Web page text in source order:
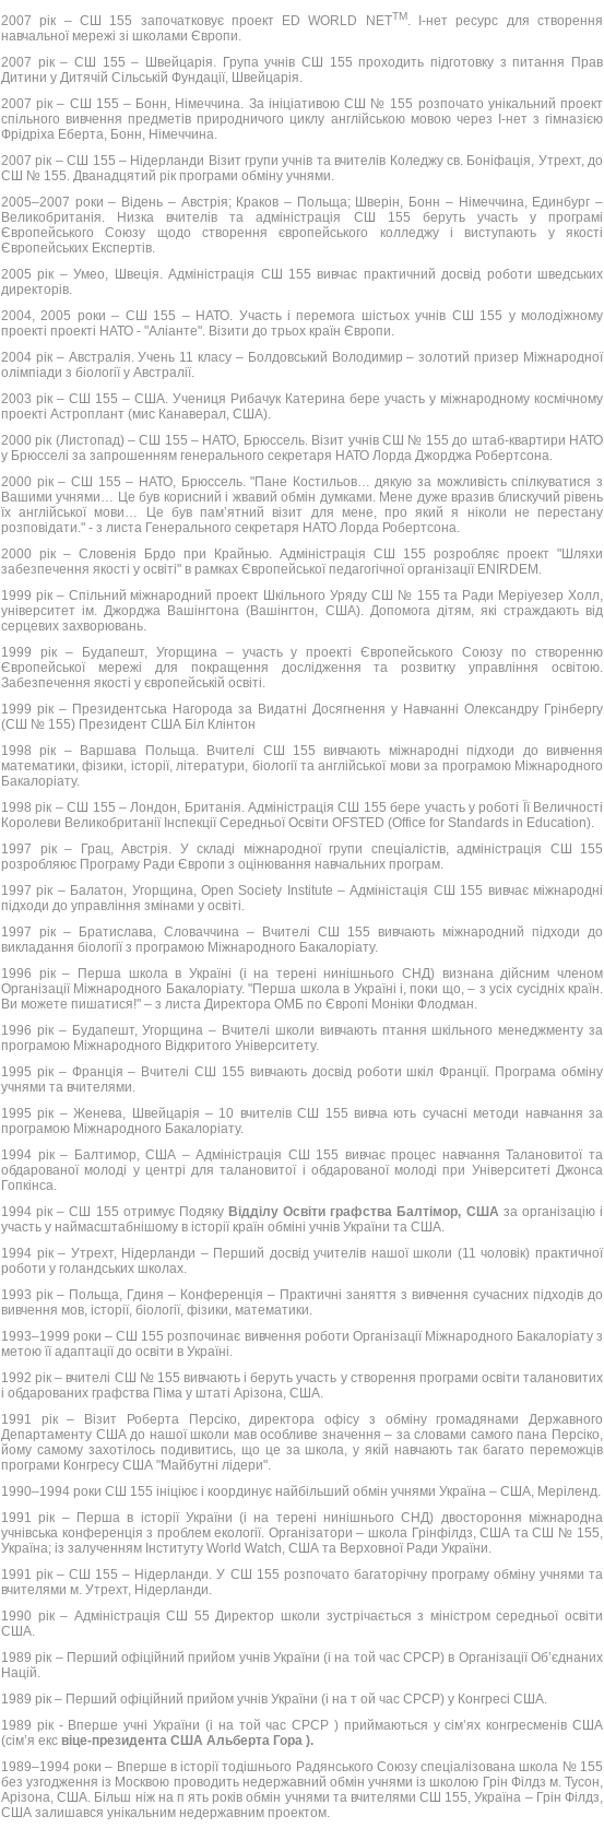
2007 рік – СШ 155 започатковує проект ED WORLD NETTM. І-нет ресурс для створення
навчальної мережі зі школами Європи.
2007 рік – СШ 155 – Швейцарія. Група учнів СШ 155 проходить підготовку з питання Прав
Дитини у Дитячій Сільській Фундації, Швейцарія.
2007 рік – СШ 155 – Бонн, Німеччина. За ініціативою СШ № 155 розпочато унікальний проект
спільного вивчення предметів природничого циклу англійською мовою через І-нет з гімназією
Фрідріха Еберта, Бонн, Німеччина.
2007 рік – СШ 155 – Нідерланди Візит групи учнів та вчителів Коледжу св. Боніфація, Утрехт, до
СШ № 155. Дванадцятий рік програми обміну учнями.
2005–2007 роки – Відень – Австрія; Краков – Польща; Шверін, Бонн – Німеччина, Единбург –
Великобританія. Низка вчителів та адміністрація СШ 155 беруть участь у програмі
Європейського Союзу щодо створення європейського колледжу і виступають у якості
Європейських Експертів.
2005 рік – Умео, Швеція. Адміністрація СШ 155 вивчає практичний досвід роботи шведських
директорів.
2004, 2005 роки – СШ 155 – НАТО. Участь і перемога шістьох учнів СШ 155 у молодіжному
проекті проекті НАТО - "Аліанте". Візити до трьох країн Європи.
2004 рік – Австралія. Учень 11 класу – Болдовський Володимир – золотий призер Міжнародної
олімпіади з біології у Австралії.
2003 рік – СШ 155 – США. Учениця Рибачук Катерина бере участь у міжнародному космічному
проекті Астроплант (мис Канаверал, США).
2000 рік (Листопад) – СШ 155 – НАТО, Брюссель. Візит учнів СШ № 155 до штаб-квартири НАТО
у Брюсселі за запрошенням генерального секретаря НАТО Лорда Джорджа Робертсона.
2000 рік – СШ 155 – НАТО, Брюссель. "Пане Костильов… дякую за можливість спілкуватися з
Вашими учнями… Це був корисний і жвавий обмін думками. Мене дуже вразив блискучий рівень
їх англійської мови… Це був пам’ятний візит для мене, про який я ніколи не перестану
розповідати." - з листа Генерального секретаря НАТО Лорда Робертсона.
2000 рік – Словенія Брдо при Крайнью. Адміністрація СШ 155 розробляє проект "Шляхи
забезпечення якості у освіті" в рамках Європейської педагогічної організації ENIRDEM.
1999 рік – Спільний міжнародний проект Шкільного Уряду СШ № 155 та Ради Меріуезер Холл,
університет ім. Джорджа Вашінгтона (Вашінгтон, США). Допомога дітям, які страждають від
серцевих захворювань.
1999 рік – Будапешт, Угорщина – участь у проекті Європейського Союзу по створенню
Європейської мережі для покращення дослідження та розвитку управління освітою.
Забезпечення якості у європейській освіті.
1999 рік – Президентська Нагорода за Видатні Досягнення у Навчанні Олександру Грінбергу
(СШ № 155) Президент США Біл Клінтон
1998 рік – Варшава Польща. Вчителі СШ 155 вивчають міжнародні підходи до вивчення
математики, фізики, історії, літератури, біології та англійської мови за програмою Міжнародного
Бакалоріату.
1998 рік – СШ 155 – Лондон, Британія. Адміністрація СШ 155 бере участь у роботі Її Величності
Королеви Великобританії Інспекції Середньої Освіти OFSTED (Office for Standards in Education).
1997 рік – Грац, Австрія. У складі міжнародної групи спеціалістів, адміністрація СШ 155
розробляює Програму Ради Європи з оцінювання навчальних програм.
1997 рік – Балатон, Угорщина, Open Society Institute – Адміністація СШ 155 вивчає міжнародні
підходи до управління змінами у освіті.
1997 рік – Братислава, Словаччина – Вчителі СШ 155 вивчають міжнародний підходи до
викладання біології з програмою Міжнародного Бакалоріату.
1996 рік – Перша школа в Україні (і на терені нинішнього СНД) визнана дійсним членом
Організації Міжнародного Бакалоріату. "Перша школа в Україні і, поки що, – з усіх сусідніх країн.
Ви можете пишатися!" – з листа Директора ОМБ по Європі Моніки Флодман.
1996 рік – Будапешт, Угорщина – Вчителі школи вивчають птання шкільного менеджменту за
програмою Міжнародного Відкритого Університету.
1995 рік – Франція – Вчителі СШ 155 вивчають досвід роботи шкіл Франції. Програма обміну
учнями та вчителями.
1995 рік – Женева, Швейцарія – 10 вчителів СШ 155 вивча ють сучасні методи навчання за
програмою Міжнародного Бакалоріату.
1994 рік – Балтимор, США – Адміністрація СШ 155 вивчає процес навчання Талановитої та
обдарованої молоді у центрі для талановитої і обдарованої молоді при Університеті Джонса
Гопкінса.
1994 рік – СШ 155 отримує Подяку Відділу Освіти графства Балтімор, США за організацію і
участь у наймасштабнішому в історії країн обміні учнів України та США.
1994 рік – Утрехт, Нідерланди – Перший досвід учителів нашої школи (11 чоловік) практичної
роботи у голандських школах.
1993 рік – Польща, Гдиня – Конференція – Практичні заняття з вивчення сучасних підходів до
вивчення мов, історії, біології, фізики, математики.
1993–1999 роки – СШ 155 розпочинає вивчення роботи Організації Міжнародного Бакалоріату з
метою її адаптації до освіти в Україні.
1992 рік – вчителі СШ № 155 вивчають і беруть участь у створення програми освіти талановитих
і обдарованих графства Піма у штаті Арізона, США.
1991 рік – Візит Роберта Персіко, директора офісу з обміну громадянами Державного
Департаменту США до нашої школи мав особливе значення – за словами самого пана Персіко,
йому самому захотілось подивитись, що це за школа, у якій навчають так багато переможців
програми Конгресу США "Майбутні лідери".
1990–1994 роки СШ 155 ініціює і координує найбільший обмін учнями Україна – США, Меріленд.
1991 рік – Перша в історії України (і на терені нинішнього СНД) двостороння міжнародна
учнівська конференція з проблем екології. Організатори – школа Грінфілдз, США та СШ № 155,
Україна; із залученням Інституту World Watch, США та Верховної Ради України.
1991 рік – СШ 155 – Нідерланди. У СШ 155 розпочато багаторічну програму обміну учнями та
вчителями м. Утрехт, Нідерланди.
1990 рік – Адміністрація СШ 55 Директор школи зустрічається з міністром середньої освіти
США.
1989 рік – Перший офіційний прийом учнів України (і на той час СРСР) в Організації Об’єднаних
Націй.
1989 рік – Перший офіційний прийом учнів України (і на т ой час СРСР) у Конгресі США.
1989 рік - Вперше учні України (і на той час СРСР ) приймаються у сім’ях конгресменів США
(сім’я екс віце-президента США Альберта Гора ).
1989–1994 роки – Вперше в історії тодішнього Радянського Союзу спеціалізована школа № 155
без узгодження із Москвою проводить недержавний обмін учнями із школою Грін Філдз м. Тусон,
Арізона, США. Більш ніж на п ять років обмін учнями та вчителями СШ 155, Україна – Грін Філдз,
США залишався унікальним недержавним проектом.